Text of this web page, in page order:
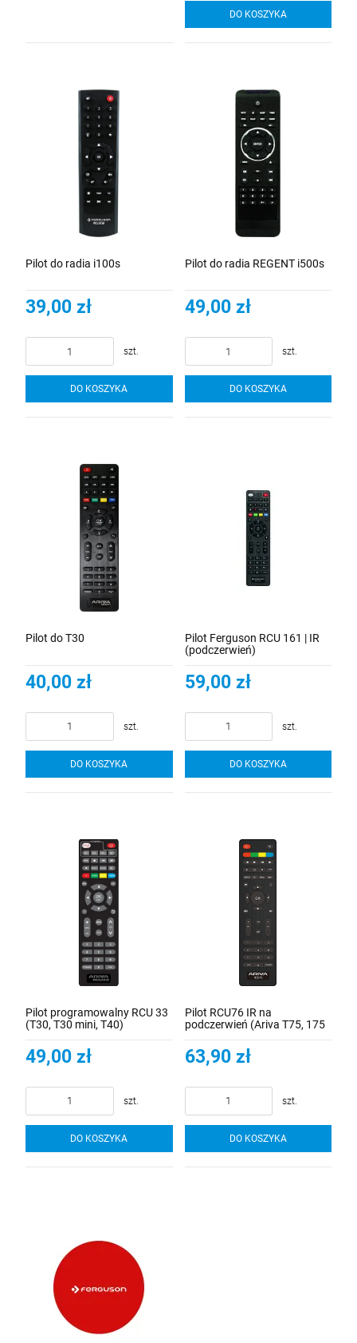
DO KOSZYKA
Pilot do radia i100s
39,00 zł
szt.
DO KOSZYKA
Pilot do radia REGENT i500s
49,00 zł
szt.
DO KOSZYKA
Pilot do T30
40,00 zł
szt.
DO KOSZYKA
Pilot Ferguson RCU 161 | IR
(podczerwień)
59,00 zł
szt.
DO KOSZYKA
Pilot programowalny RCU 33
(T30, T30 mini, T40)
49,00 zł
szt.
DO KOSZYKA
Pilot RCU76 IR na
podczerwień (Ariva T75, 175
63,90 zł
szt.
DO KOSZYKA